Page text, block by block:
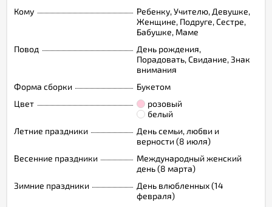
Кому
Ребенку, Учителю, Девушке,
Женщине, Подруге, Сестре,
Бабушке, Маме
Повод
День рождения,
Порадовать, Свидание, Знак
внимания
Форма сборки
Букетом
Цвет
розовый
белый
Летние праздники
День семьи, любви и
верности (8 июля)
Весенние праздники
Международный женский
день (8 марта)
Зимние праздники
День влюбленных (14
февраля)